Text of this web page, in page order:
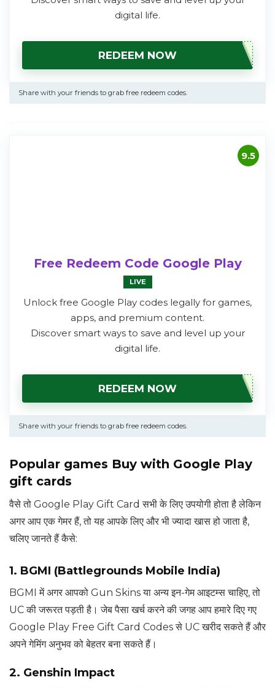
digital life.
REDEEM NOW
Share with your friends to grab free redeem codes.
9.5
Free Redeem Code Google Play
LIVE
Unlock free Google Play codes legally for games,
apps, and premium content.
Discover smart ways to save and level up your
digital life.
REDEEM NOW
Share with your friends to grab free redeem codes.
Popular games Buy with Google Play
gift cards
वैसे तो Google Play Gift Card सभी के लिए उपयोगी होता है लेकिन
अगर आप एक गेमर हैं, तो यह आपके लिए और भी ज्यादा खास हो जाता है,
चलिए जानते हैं कैसे:
1. BGMI (Battlegrounds Mobile India)
BGMI में अगर आपको Gun Skins या अन्य इन-गेम आइटम्स चाहिए, तो
UC की जरूरत पड़ती है। जेब पैसा खर्च करने की जगह आप हमारे दिए गए
Google Play Free Gift Card Codes से UC खरीद सकते हैं और
अपने गेमिंग अनुभव को बेहतर बना सकते हैं।
2. Genshin Impact